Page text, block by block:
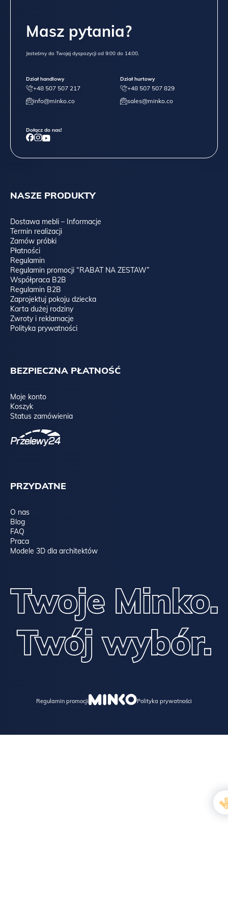
NASZE PRODUKTY
Dostawa mebli – Informacje
Termin realizacji
Zamów próbki
Płatności
Regulamin
Regulamin promocji “RABAT NA ZESTAW”
Współpraca B2B
Regulamin B2B
Zaprojektuj pokoju dziecka
Karta dużej rodziny
Zwroty i reklamacje
Polityka prywatności
BEZPIECZNA PŁATNOŚĆ
Moje konto
Koszyk
Status zamówienia
PRZYDATNE
O nas
Blog
FAQ
Praca
Modele 3D dla architektów
Masz pytania?
Jesteśmy do Twojej dyspozycji od 9:00 do 14:00.
Dział handlowy
+48 507 507 217
info@minko.co
Dział hurtowy
+48 507 507 829
sales@minko.co
Dołącz do nas!
Regulamin promocji Polityka prywatności